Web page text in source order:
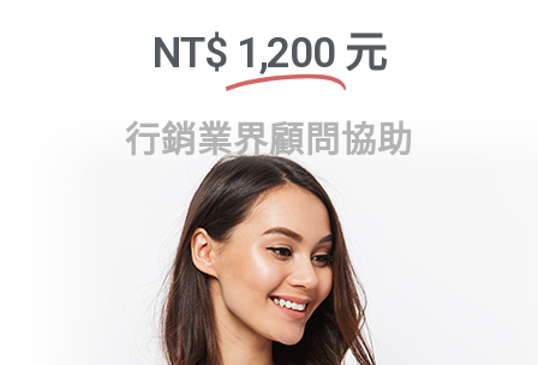
NT$ 1,200 元
行銷業界顧問協助